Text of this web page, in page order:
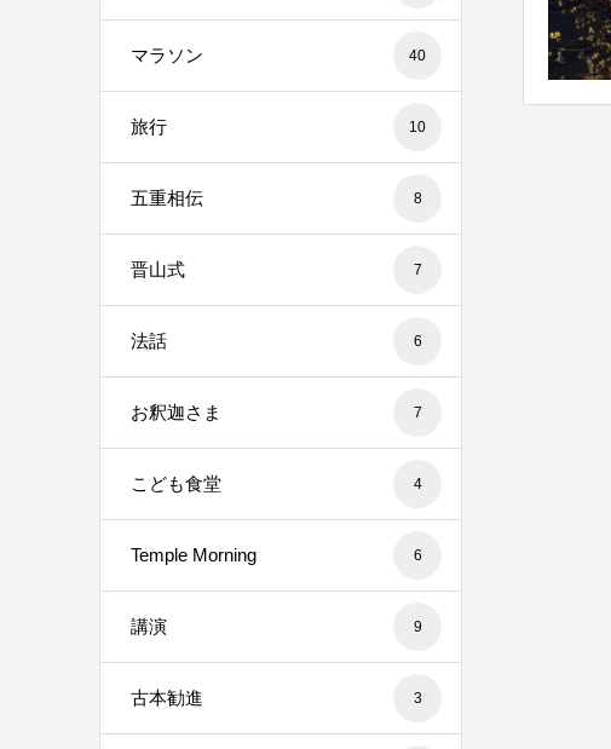
マラソン 40
旅行 10
五重相伝 8
晋山式 7
法話 6
お釈迦さま 7
こども食堂 4
Temple Morning 6
講演 9
古本勧進 3